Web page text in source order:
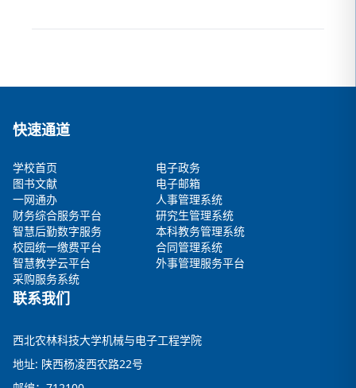
快速通道
学校首页
电子政务
图书文献
电子邮箱
一网通办
人事管理系统
财务综合服务平台
研究生管理系统
智慧后勤数字服务
本科教务管理系统
校园统一缴费平台
合同管理系统
智慧教学云平台
外事管理服务平台
采购服务系统
联系我们
西北农林科技大学机械与电子工程学院
地址: 陕西杨凌西农路22号